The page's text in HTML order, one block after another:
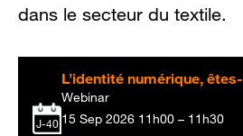
dans le secteur du textile.
J-40
L’identité numérique,
Webinar
15 Sep 2026 11h00 – 11h30